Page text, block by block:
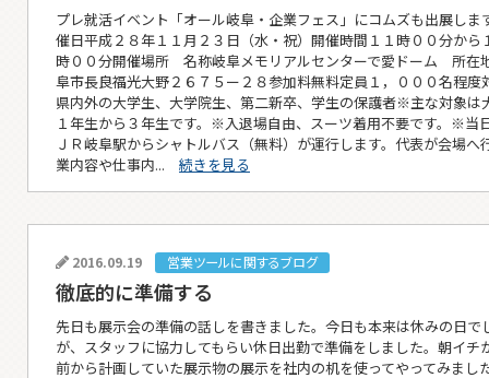
プレ就活イベント「オール岐阜・企業フェス」にコムズも出展しま
催日平成２８年１１月２３日（水・祝）開催時間１１時００分から
時００分開催場所 名称岐阜メモリアルセンターで愛ドーム 所
阜市長良福光大野２６７５ー２８参加料無料定員１，０００名程度
県内外の大学生、大学院生、第二新卒、学生の保護者※主な対象は
１年生から３年生です。※入退場自由、スーツ着用不要です。※当
ＪＲ岐阜駅からシャトルバス（無料）が運行します。代表が会場へ
業内容や仕事内... 続きを見る
2016.09.19 営業ツールに関するブログ
徹底的に準備する
先日も展示会の準備の話しを書きました。今日も本来は休みの日で
が、スタッフに協力してもらい休日出勤で準備をしました。朝イチ
前から計画していた展示物の展示を社内の机を使ってやってみまし